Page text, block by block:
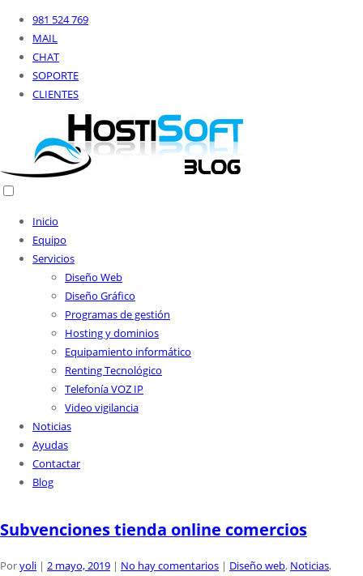
981 524 769
MAIL
CHAT
SOPORTE
CLIENTES
Inicio
Equipo
Servicios
Diseño Web
Diseño Gráfico
Programas de gestión
Hosting y dominios
Equipamiento informático
Renting Tecnológico
Telefonía VOZ IP
Video vigilancia
Noticias
Ayudas
Contactar
Blog
Subvenciones tienda online comercios
Poryoli | 2 mayo, 2019 | No hay comentarios | Diseño web, Noticias,